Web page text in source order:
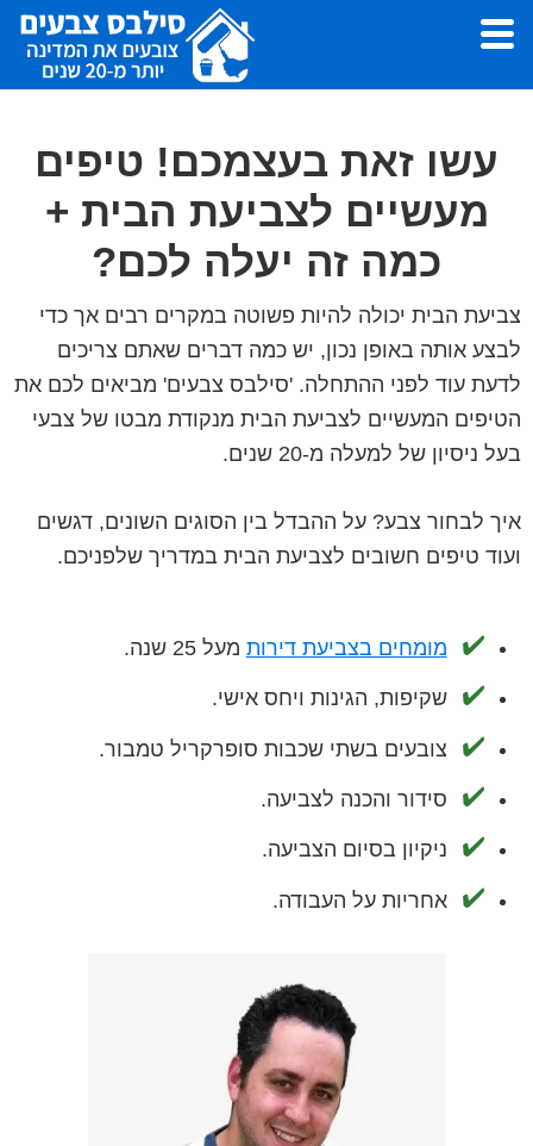
Skip
main
Skip
footer
סילבס
דירה,
עבודות
צבע
ושפכטל
-
סילבס
צבעים
עשו זאת בעצמכם! טיפים
מעשיים לצביעת הבית +
כמה זה יעלה לכם?
צביעת הבית יכולה להיות פשוטה במקרים רבים אך כדי
לבצע אותה באופן נכון, יש כמה דברים שאתם צריכים
לדעת עוד לפני ההתחלה. 'סילבס צבעים' מביאים לכם את
הטיפים המעשיים לצביעת הבית מנקודת מבטו של צבעי
בעל ניסיון של למעלה מ-20 שנים.
איך לבחור צבע? על ההבדל בין הסוגים השונים, דגשים
ועוד טיפים חשובים לצביעת הבית במדריך שלפניכם.
מומחים בצביעת דירות מעל 25 שנה.
שקיפות, הגינות ויחס אישי.
צובעים בשתי שכבות סופרקריל טמבור.
סידור והכנה לצביעה.
ניקיון בסיום הצביעה.
אחריות על העבודה.